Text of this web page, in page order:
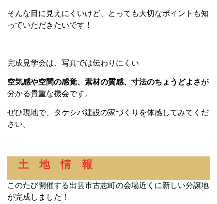
そんな目に見えにくいけど、とっても大切なポイントも知
っていただきたいです！
完成見学会は、写真では伝わりにくい
空気感や空間の感覚、素材の質感、寸法のちょうどよさが
分かる貴重な機会です。
ぜひ現地で、タケシバ建設の家づくりを体感してみてくだ
さい。
土 地 情 報
このたび開催する出雲市古志町の会場近くに新しい分譲地
が完成しました！